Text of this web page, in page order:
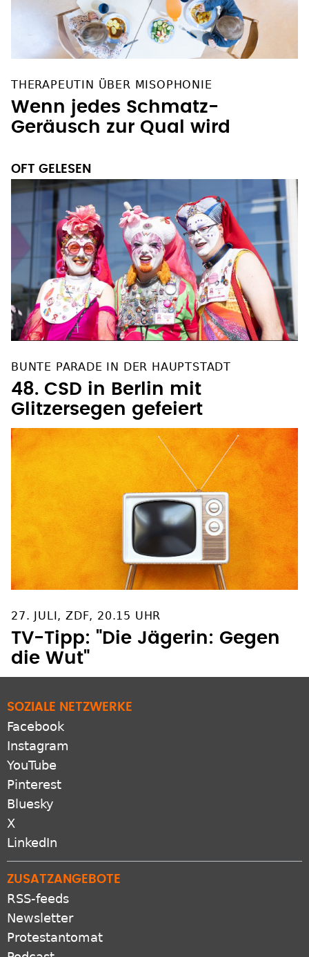
THERAPEUTIN ÜBER MISOPHONIE
Wenn jedes Schmatz-
Geräusch zur Qual wird
OFT GELESEN
BUNTE PARADE IN DER HAUPTSTADT
48. CSD in Berlin mit
Glitzersegen gefeiert
27. JULI, ZDF, 20.15 UHR
TV-Tipp: "Die Jägerin: Gegen
die Wut"
SOZIALE NETZWERKE
Facebook
Instagram
YouTube
Pinterest
Bluesky
X
LinkedIn
ZUSATZANGEBOTE
RSS-feeds
Newsletter
Protestantomat